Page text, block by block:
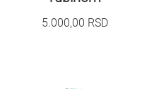
5.000,00 RSD